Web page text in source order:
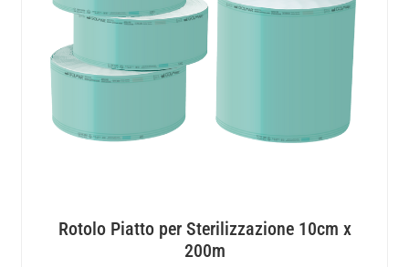
Rotolo Piatto per Sterilizzazione 10cm x
200m